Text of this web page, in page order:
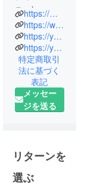
ユー)。
BEATBOX /
RAP / 歌。
【歌を唄い
たいから始
まったビー
トボック
ス】ビート
一人口が少
ら全国へラ
https://mobile.twitter.com/nattyu1018
https://www.instagram.com/nattyu1018/?hl=ja
https://youtube.com/channel/UCeWA5c3VY69BH-ln6tnL34w
https://youtube.com/channel/UCeWA5c3VY69BH-ln6tnL34w
特定商取引
法に基づく
表記
メッセー
ジを送る
リターンを
選ぶ